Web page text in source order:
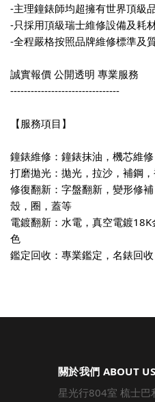
-主理鐘錶師均超擁有世界頂級
-只採用頂級瑞士維修設備及耗
-全程嚴格按照品牌維修標準及
誠實報價 公開透明 專業服務
--------------------------------
【服務項目】
鐘錶維修：鐘錶抹油，機芯維
打磨拋光：拋光，拉沙，補鋼
修復翻新：字盤翻新，變形修
殼，圈，蓋等
電鍍翻新：水電，真空電鍍
色
鑑定回收：專業鑑定，名錶回
關於我們 ABOUT US
星光行804室 梳士巴